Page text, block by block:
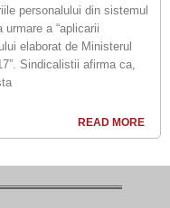
personalului din sistemul
a “aplicarii
elaborat de Ministerul
Sindicalistii afirma ca,
READ MORE